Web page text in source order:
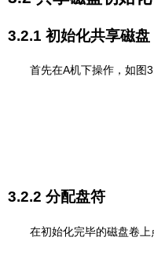
3.2.1 初始化共享磁盘
首先在A机下操作，如图
3.2.2 分配盘符
在初始化完毕的磁盘卷